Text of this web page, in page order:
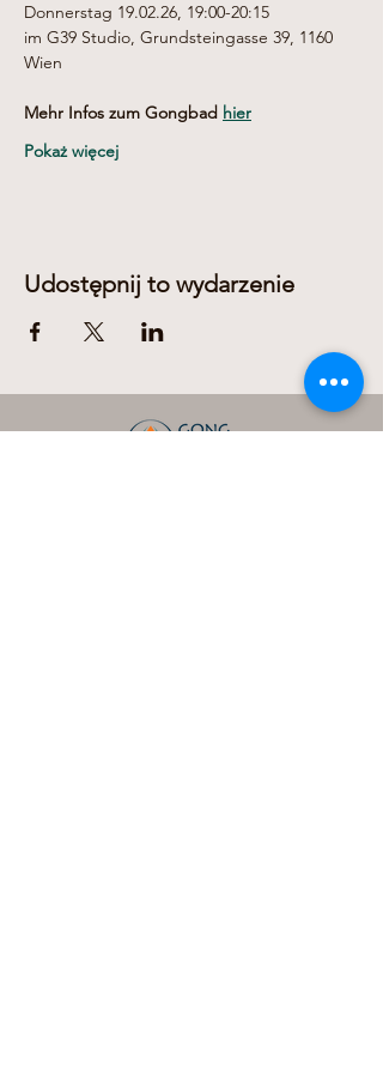
Donnerstag 19.02.26, 19:00-20:15
im G39 Studio, Grundsteingasse 39, 1160
Wien
Mehr Infos zum Gongbad hier
Pokaż więcej
Udostępnij to wydarzenie